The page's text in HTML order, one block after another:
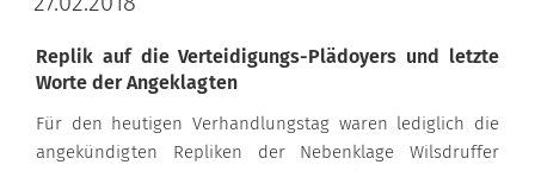
Replik auf die Verteidigungs-Plädoyers und letzte
Worte der Angeklagten
Für den heutigen Verhandlungstag waren lediglich die
angekündigten Repliken der Nebenklage Wilsdruffer